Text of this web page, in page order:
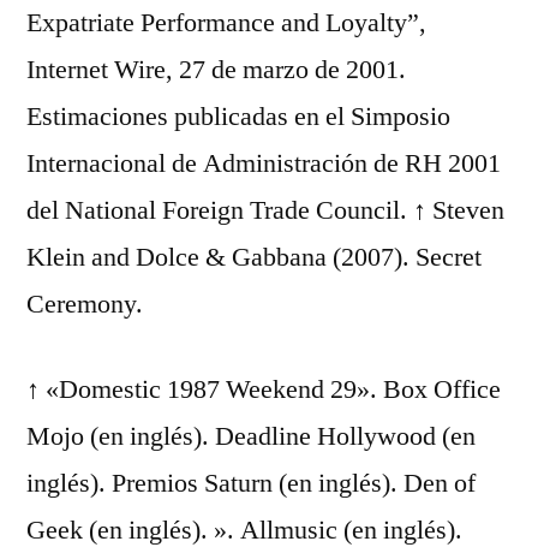
Expatriate Performance and Loyalty”,
Internet Wire, 27 de marzo de 2001.
Estimaciones publicadas en el Simposio
Internacional de Administración de RH 2001
del National Foreign Trade Council. ↑ Steven
Klein and Dolce & Gabbana (2007). Secret
Ceremony.
↑ «Domestic 1987 Weekend 29». Box Office
Mojo (en inglés). Deadline Hollywood (en
inglés). Premios Saturn (en inglés). Den of
Geek (en inglés). ». Allmusic (en inglés).